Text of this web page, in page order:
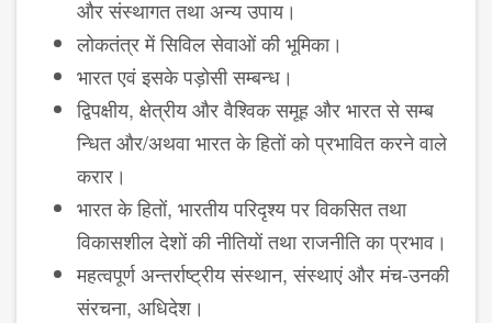
और संस्थागत तथा अन्य उपाय।
लोकतंत्र में सिविल सेवाओं की भूमिका।
भारत एवं इसके पड़ोसी सम्बन्ध।
द्विपक्षीय, क्षेत्रीय और वैश्विक समूह और भारत से सम्ब​
न्धित और/अथवा भारत के हितों को प्रभावित करने वाले
करार।
भारत के हितों, भारतीय परिदृश्य पर विकसित तथा
विकासशील देशों की नीतियों तथा राजनीति का प्रभाव।
महत्वपूर्ण अन्तर्राष्ट्रीय संस्थान, संस्थाएं और मंच-उनकी
संरचना, अ​धिदेश।